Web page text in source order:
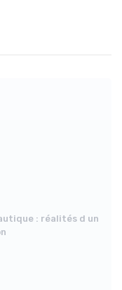
: réalités d un